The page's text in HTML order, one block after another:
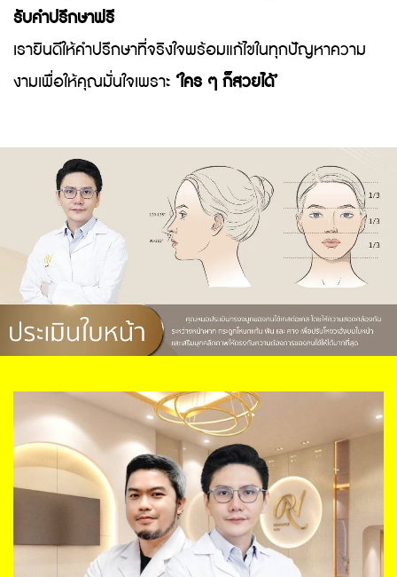
รับคำปรึกษาฟรี
เรายินดีให้คำปรึกษาที่จริงใจพร้อมแก้ไขในทุกปัญหาความ
งามเพื่อให้คุณมั่นใจเพราะ ‘ใคร ๆ ก็สวยได้’